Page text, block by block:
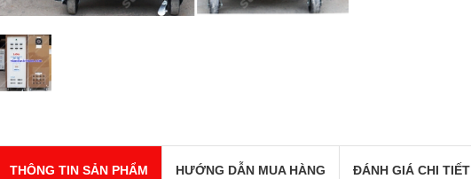
THÔNG TIN SẢN PHẨM HƯỚNG DẪN MUA HÀNG ĐÁNH GIÁ CHI TIẾT